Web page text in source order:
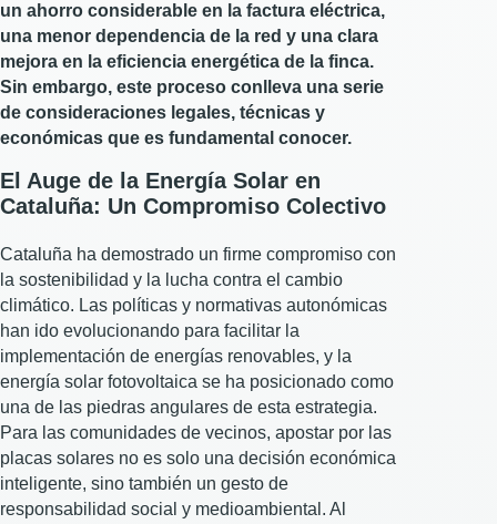
un ahorro considerable en la factura eléctrica,
una menor dependencia de la red y una clara
mejora en la eficiencia energética de la finca.
Sin embargo, este proceso conlleva una serie
de consideraciones legales, técnicas y
económicas que es fundamental conocer.
El Auge de la Energía Solar en
Cataluña: Un Compromiso Colectivo
Cataluña ha demostrado un firme compromiso con
la sostenibilidad y la lucha contra el cambio
climático. Las políticas y normativas autonómicas
han ido evolucionando para facilitar la
implementación de energías renovables, y la
energía solar fotovoltaica se ha posicionado como
una de las piedras angulares de esta estrategia.
Para las comunidades de vecinos, apostar por las
placas solares no es solo una decisión económica
inteligente, sino también un gesto de
responsabilidad social y medioambiental. Al